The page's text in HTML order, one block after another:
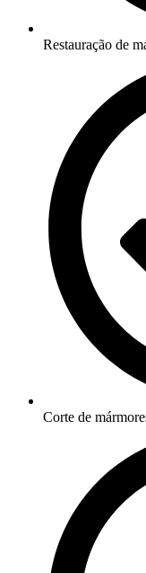
Restauração de
Corte de